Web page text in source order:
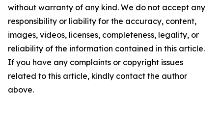
without warranty of any kind. We do not accept any
responsibility or liability for the accuracy, content,
images, videos, licenses, completeness, legality, or
reliability of the information contained in this article.
If you have any complaints or copyright issues
related to this article, kindly contact the author
above.